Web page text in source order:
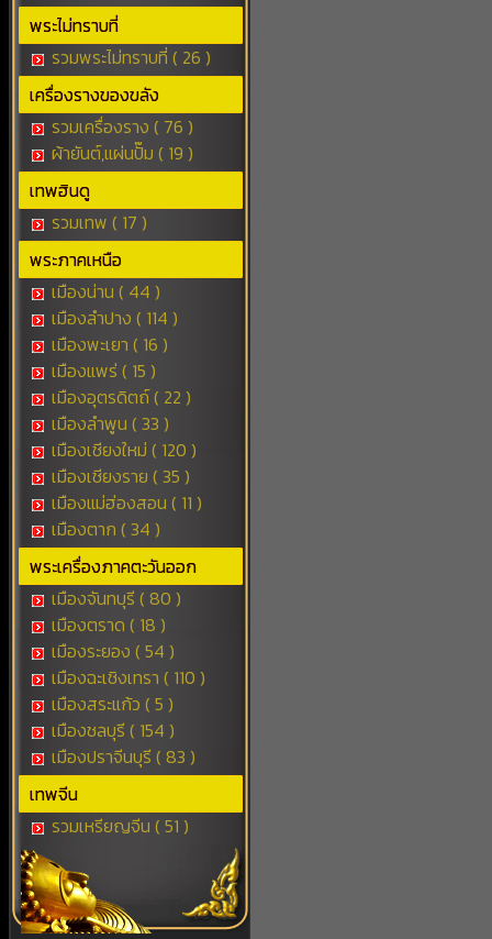
พระไม่ทราบที่
รวมพระไม่ทราบที่ ( 26 )
เครื่องรางของขลัง
รวมเครื่องราง ( 76 )
ผ้ายันต์,แผ่นปั๊ม ( 19 )
เทพฮินดู
รวมเทพ ( 17 )
พระภาคเหนือ
เมืองน่าน ( 44 )
เมืองลำปาง ( 114 )
เมืองพะเยา ( 16 )
เมืองแพร่ ( 15 )
เมืองอุตรดิตถ์ ( 22 )
เมืองลำพูน ( 33 )
เมืองเชียงใหม่ ( 120 )
เมืองเชียงราย ( 35 )
เมืองแม่ฮ่องสอน ( 11 )
เมืองตาก ( 34 )
พระเครื่องภาคตะวันออก
เมืองจันทบุรี ( 80 )
เมืองตราด ( 18 )
เมืองระยอง ( 54 )
เมืองฉะเชิงเทรา ( 110 )
เมืองสระแก้ว ( 5 )
เมืองชลบุรี ( 154 )
เมืองปราจีนบุรี ( 83 )
เทพจีน
รวมเหรียญจีน ( 51 )